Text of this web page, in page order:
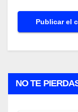
NO TE